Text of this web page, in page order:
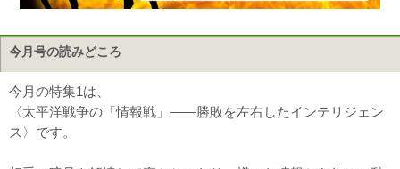
今月号の読みどころ
今月の特集1は、
〈太平洋戦争の「情報戦」――勝敗を左右したインテリジェン
ス〉です。